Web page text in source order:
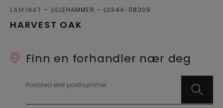
HARVEST OAK
LAMINAT LILLEHAMMER L0344-08309
Finn en forhandler nær deg
Poststed eller postnummer